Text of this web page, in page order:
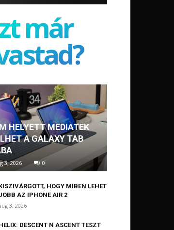
már
HELYETT MEDIATEK
A GALAXY TAB
3, 2026 0
HOGY MIBEN LEHET
AZ IPHONE AIR 2
3, 2026
DESCENT N ASCENT TESZT